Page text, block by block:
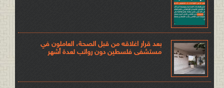
بعد قرار اغلاقه من قبل الصحة، العاملون في
مستشفى فلسطين دون رواتب لعدة أشهر